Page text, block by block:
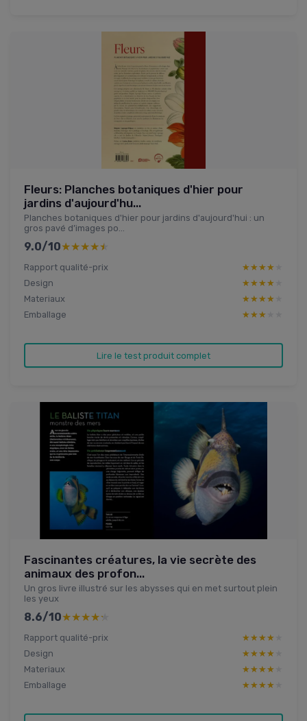
Fleurs: Planches botaniques d'hier pour
jardins d'aujourd'hu...
Planches botaniques d'hier pour jardins d'aujourd'hui : un
gros pavé d’images po...
9.0/10★★★★★
★★★★★
Rapport qualité-prix ★★★★★
★★★★★
Design
★★★★★
★★★★★
Materiaux
★★★★★
★★★★★
Emballage
★★★★★
★★★★★
Lire le test produit complet
Fascinantes créatures, la vie secrète des
animaux des profon...
Un gros livre illustré sur les abysses qui en met surtout plein
les yeux
8.6/10★★★★★
★★★★★
Rapport qualité-prix ★★★★★
★★★★★
Design
★★★★★
★★★★★
Materiaux
★★★★★
★★★★★
Emballage
★★★★★
★★★★★